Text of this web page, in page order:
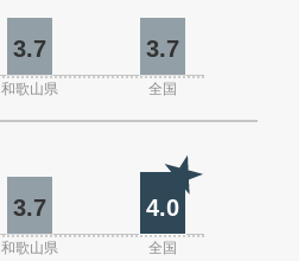
3.7 3.7
和歌山県 全国
3.7 4.0
和歌山県 全国